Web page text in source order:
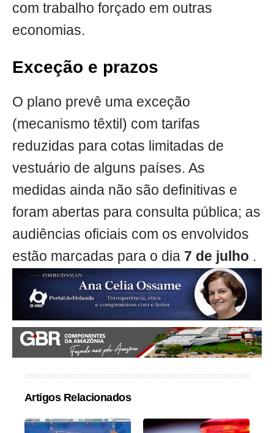
com trabalho forçado em outras
economias.
Exceção e prazos
O plano prevê uma exceção
(mecanismo têxtil) com tarifas
reduzidas para cotas limitadas de
vestuário de alguns países. As
medidas ainda não são definitivas e
foram abertas para consulta pública; as
audiências oficiais com os envolvidos
estão marcadas para o dia 7 de julho .
Artigos Relacionados